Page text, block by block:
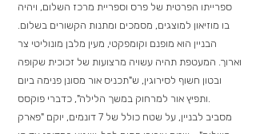
ספרייתו הפרטית של פרס וספריית מרכז השלום, ויהיה
בו מוזיאון למוצגים, מסמכים ומתנות הקשורים בשלום.
הבניין הוא מופנם וקומפקטי, מעין מלבן מונוליטי צר
וארוך. המעטפת תהיה עשויה מרצועות של זכוכית שקופה
ובטון חשוף לסירוגין, ש"תכניס אור מסונן פנימה ביום
ותפיץ אור למרחוק במשך הלילה", כדברי פוקסס.
מסביב לבניין, על שטח כולל של 7 דונמים, יוקם "פארק